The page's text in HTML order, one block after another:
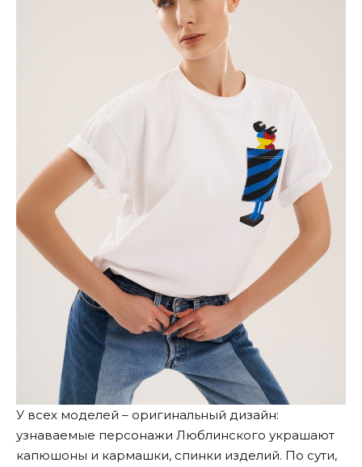
У всех моделей – оригинальный дизайн:
узнаваемые персонажи Люблинского украшают
капюшоны и кармашки, спинки изделий. По сути,